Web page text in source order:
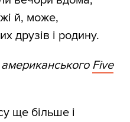
й, може,
друзів і родину.
американського Five
ще більше і